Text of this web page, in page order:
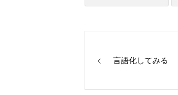
言語化してみる